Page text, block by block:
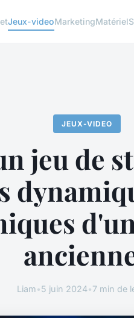
Jeux-videoMarketingMatériel
JEUX-VIDEO
jeu de
Liam•5 juin 2024•7 min de